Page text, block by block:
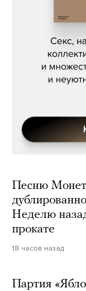
Песню
Неделю
прокате
18 часов назад
Партия